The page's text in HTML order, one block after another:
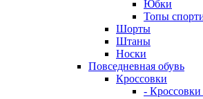
Юбки
Топы
Шорты
Штаны
Носки
Повседневная обувь
Кроссовки
-